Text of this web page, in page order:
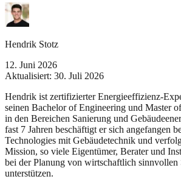
Hendrik Stotz
12. Juni 2026
Aktualisiert: 30. Juli 2026
Hendrik ist zertifizierter Energieeffizienz-
seinen Bachelor of Engineering und Master
in den Bereichen Sanierung und
fast 7 Jahren beschäftigt er sich angefangen
Technologies mit Gebäudetechnik und
Mission, so viele Eigentümer, Berater und
bei der Planung von wirtschaftlich sinnvollen
unterstützen.